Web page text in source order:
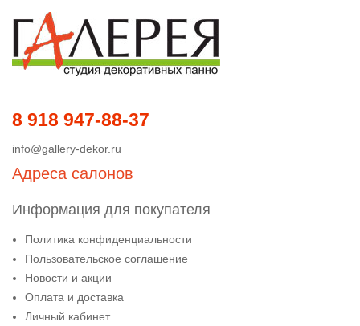
8 918 947-88-37
info@gallery-dekor.ru
Адреса салонов
Информация для покупателя
Политика конфиденциальности
Пользовательское соглашение
Новости и акции
Оплата и доставка
Личный кабинет